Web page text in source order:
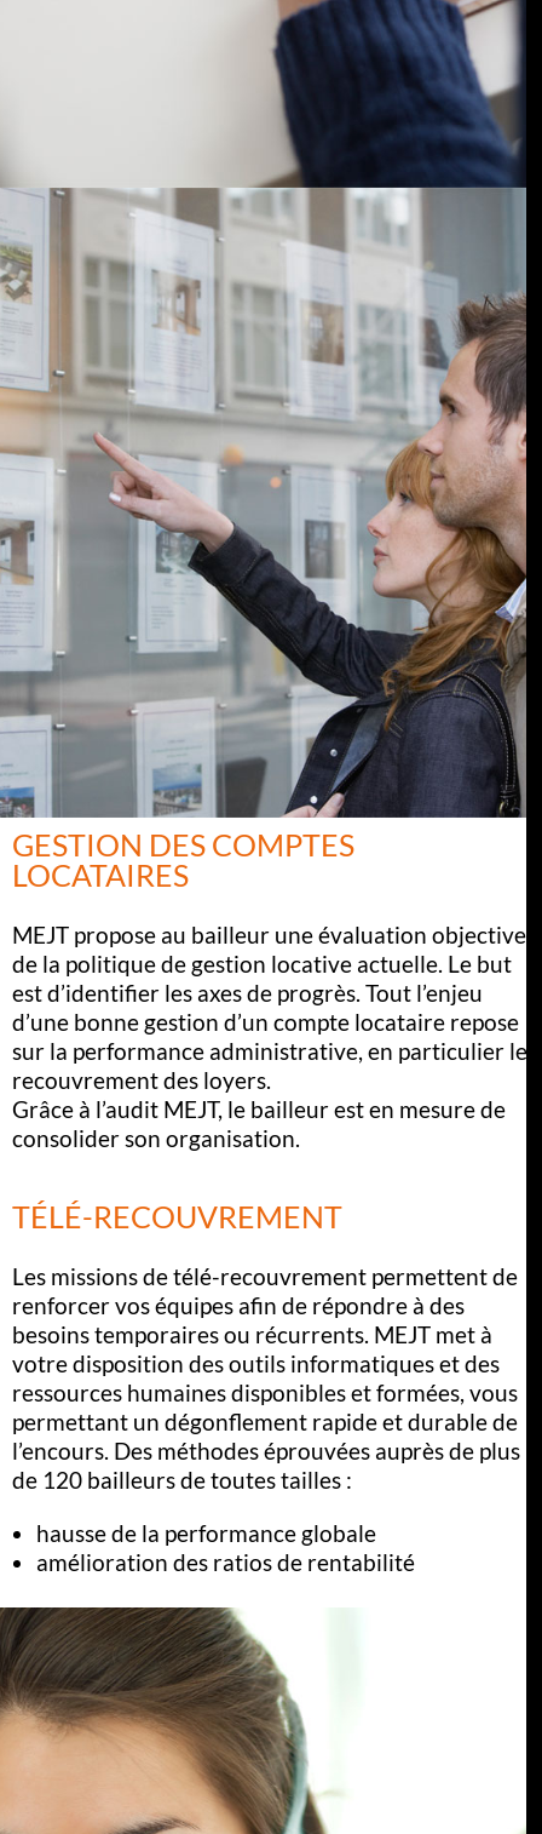
GESTION DES COMPTES
LOCATAIRES
MEJT propose au bailleur une évaluation objective
de la politique de gestion locative actuelle. Le but
est d’identifier les axes de progrès. Tout l’enjeu
d’une bonne gestion d’un compte locataire repose
sur la performance administrative, en particulier le
recouvrement des loyers.
Grâce à l’audit MEJT, le bailleur est en mesure de
consolider son organisation.
TÉLÉ-RECOUVREMENT
Les missions de télé-recouvrement permettent de
renforcer vos équipes afin de répondre à des
besoins temporaires ou récurrents. MEJT met à
votre disposition des outils informatiques et des
ressources humaines disponibles et formées, vous
permettant un dégonflement rapide et durable de
l’encours. Des méthodes éprouvées auprès de plus
de 120 bailleurs de toutes tailles :
hausse de la performance globale
amélioration des ratios de rentabilité